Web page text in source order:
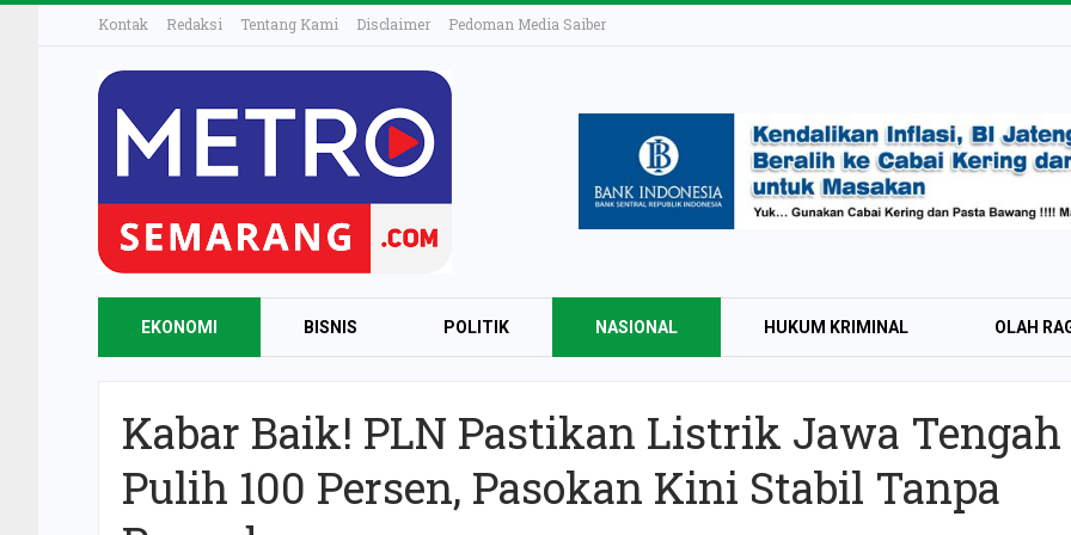
Kontak Redaksi Tentang Kami Disclaimer Pedoman Media Saiber
EKONOMI BISNIS POLITIK NASIONAL HUKUM KRIMINAL OLAH
Kabar Baik! PLN Pastikan Listrik Jawa Tengah
Pulih 100 Persen, Pasokan Kini Stabil Tanpa
KAI Daop 4
Wisman pada
2026